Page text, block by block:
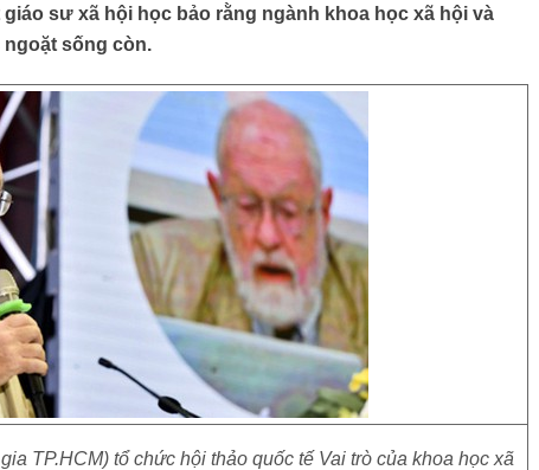
sư xã hội học bảo rằng ngành khoa học xã hội và
sống còn.
TP.HCM) tổ chức hội thảo quốc tế Vai trò của khoa học xã